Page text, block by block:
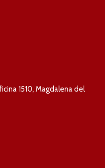
1510, Magdalena del